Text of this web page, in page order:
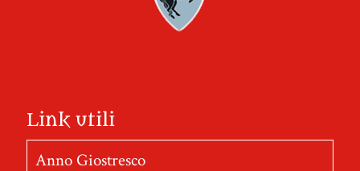
Link utili
Anno Giostresco